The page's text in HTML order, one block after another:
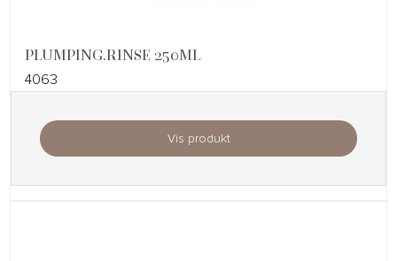
PLUMPING.RINSE 250ML
4063
Vis produkt